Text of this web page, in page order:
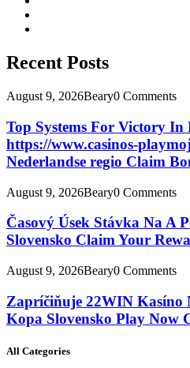
Recent Posts
August 9, 2026Beary0 Comments
Top Systems For Victory In
https://www.casinos-
Nederlandse regio Claim
August 9, 2026Beary0 Comments
Časový Úsek Stávka Na A
Slovensko Claim Your
August 9, 2026Beary0 Comments
Zapríčiňuje 22WIN
Kopa Slovensko Play Now
All Categories